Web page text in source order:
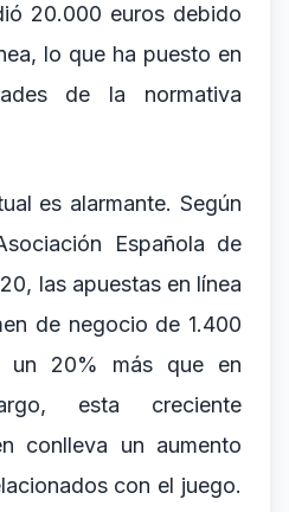
20.000 euros debido
lo que ha puesto en
de la normativa
es alarmante. Según
Española de
las apuestas en línea
de negocio de 1.400
un 20% más que en
esta creciente
conlleva un aumento
con el juego.